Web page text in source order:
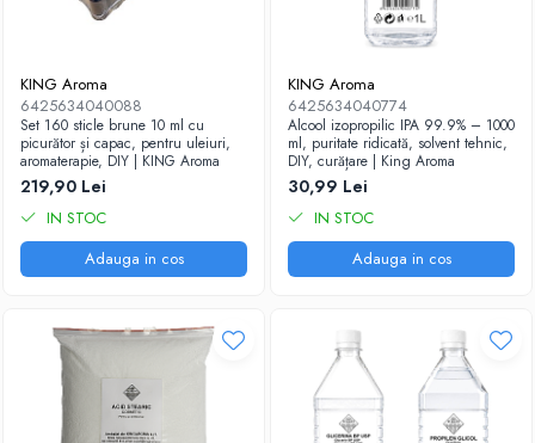
KING Aroma
6425634040088
Set 160 sticle brune 10 ml cu
picurător și capac, pentru uleiuri,
aromaterapie, DIY | KING Aroma
219,90 Lei
IN STOC
Adauga in cos
KING Aroma
6425634040774
Alcool izopropilic IPA 99.9% – 1000
ml, puritate ridicată, solvent tehnic,
DIY, curățare | King Aroma
30,99 Lei
IN STOC
Adauga in cos